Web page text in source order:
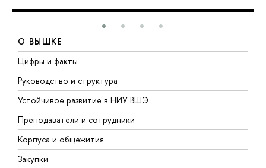
О ВЫШКЕ
Цифры и факты
Руководство и структура
Устойчивое развитие в НИУ ВШЭ
Преподаватели и сотрудники
Корпуса и общежития
Закупки